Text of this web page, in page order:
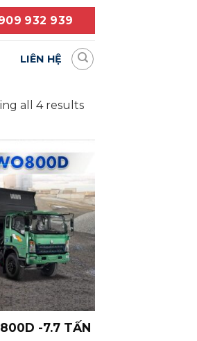
932 939
LIÊN HỆ
all 4 results
Thích
-7.7 TẤN